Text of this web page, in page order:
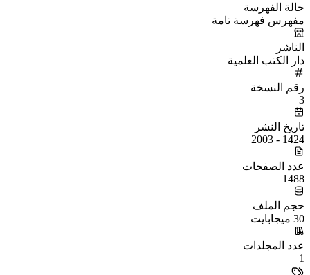
حالة الفهرسة
مفهرس فهرسة تامة
الناشر
دار الكتب العلمية
رقم النسخة
3
تاريخ النشر
1424 - 2003
عدد الصفحات
1488
حجم الملف
30 ميجابايت
عدد المجلدات
1